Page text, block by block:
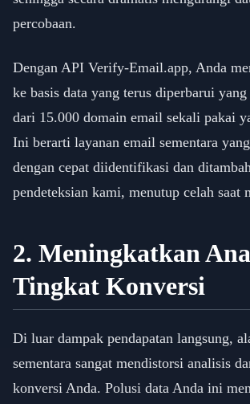
percobaan.
Dengan API Verify-Email.app, Anda
ke basis data yang terus diperbarui
dari 15.000 domain email sekali pakai
Ini berarti layanan email sementara
dengan cepat diidentifikasi dan
pendeteksian kami, menutup celah saat
2. Meningkatkan
Tingkat Konversi
Di luar dampak pendapatan langsung,
sementara sangat mendistorsi analisis
konversi Anda. Polusi data Anda ini